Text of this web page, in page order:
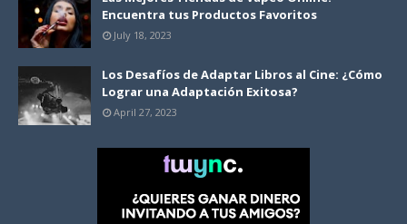
Encuentra tus Productos Favoritos
July 18, 2023
Los Desafíos de Adaptar Libros al Cine: ¿Cómo
Lograr una Adaptación Exitosa?
April 27, 2023